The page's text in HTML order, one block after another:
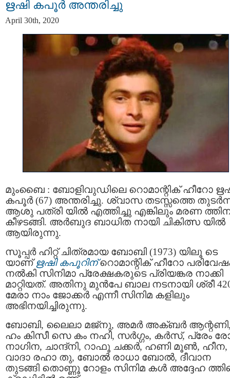
ഋഷി കപൂർ അന്തരിച്ചു
April 30th, 2020
മുംബൈ : ബോളിവുഡിലെ റൊമാന്റിക് ഹീറോ
കപൂർ (67) അന്തരിച്ചു. ശ്വാസ തടസ്സത്തെ
ആശു പത്രി യില്‍ എത്തിച്ചു എങ്കിലും മരണ
കീഴടങ്ങി. അര്‍ബുദ ബാധിത നായി ചികിത്സ യില്‍
ആയിരുന്നു.
സൂപ്പര്‍ ഹിറ്റ് ചിത്രമായ ബോബി (1973) യിലൂ ടെ
യാണ്ഋഷി കപൂറിന്റൊമാന്റിക് ഹീറോ
നല്‍കി സിനിമാ പ്രേക്ഷകരുടെ പ്രിയങ്കര നാക്കി
മാറ്റിയത്. അതിനു മുന്‍പേ ബാല നടനായി ശ്രീ
മേരാ നാം ജോക്കര്‍ എന്നീ സിനിമ കളിലും
അഭിനയിച്ചിരുന്നു.
ബോബി, ലൈലാ മജ്നു, അമര്‍ അക്ബര്‍
ഹം കിസീ സെ കം നഹി, സർഗ്ഗം, കർസ്, പ്രേം
നാഗിന, ചാന്ദ്‌നി, റാഫൂ ചക്കര്‍, ഹണി മൂൺ, ഹീന,
വാദാ രഹാ തു, ബോൽ രാധാ ബോൽ, ദീവാന
തുടങ്ങി തൊണ്ണൂ റോളം സിനിമ കള്‍ അദ്ദേഹ